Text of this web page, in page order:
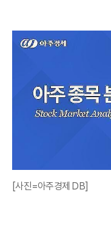
[사진=아주경제 DB]